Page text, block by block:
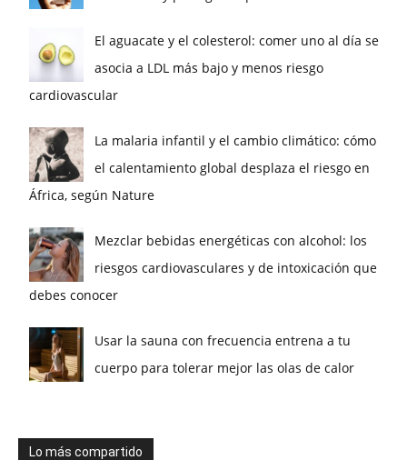
El aguacate y el colesterol: comer uno al día se
asocia a LDL más bajo y menos riesgo
cardiovascular
La malaria infantil y el cambio climático: cómo
el calentamiento global desplaza el riesgo en
África, según Nature
Mezclar bebidas energéticas con alcohol: los
riesgos cardiovasculares y de intoxicación que
debes conocer
Usar la sauna con frecuencia entrena a tu
cuerpo para tolerar mejor las olas de calor
Lo más compartido